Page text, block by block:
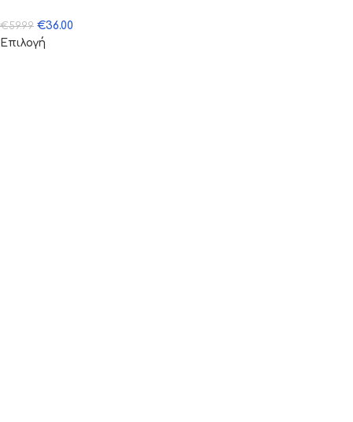
€59.99 €36.00
Επιλογή